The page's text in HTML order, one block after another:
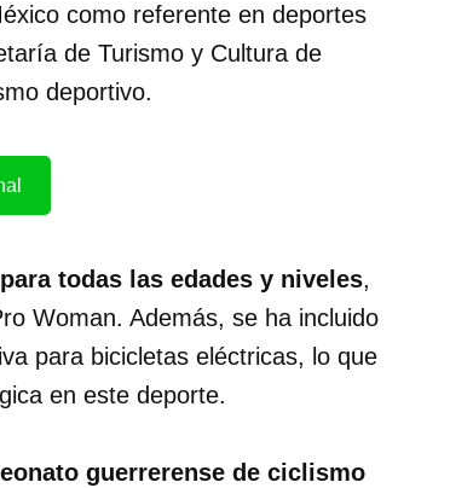
como referente en deportes
de Turismo y Cultura de
deportivo.
todas las edades y niveles,
Woman. Además, se ha incluido
para bicicletas eléctricas, lo que
en este deporte.
guerrerense de ciclismo